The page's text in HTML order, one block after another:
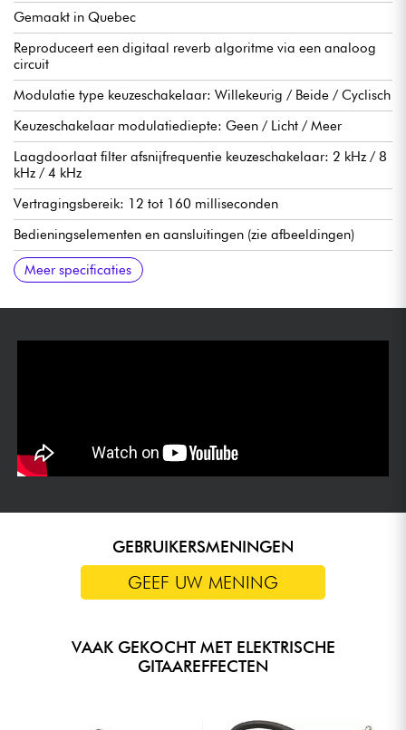
Gemaakt in Quebec
Reproduceert een digitaal reverb algoritme via een analoog
circuit
Modulatie type keuzeschakelaar: Willekeurig / Beide / Cyclisch
Keuzeschakelaar modulatiediepte: Geen / Licht / Meer
Laagdoorlaat filter afsnijfrequentie keuzeschakelaar: 2 kHz / 8
kHz / 4 kHz
Vertragingsbereik: 12 tot 160 milliseconden
Bedieningselementen en aansluitingen (zie afbeeldingen)
Echte bypass-schakelaar
Werkt met optionele gereguleerde 9-volt gelijkstroomadapter
(negatief midden)
Stroomverbruik 80 mA
119 x 97 x 48 mm
0,362 kg
Engelse handleiding (https://tinyurl.com/hu6xm4tv)
Meer specificaties
GEBRUIKERSMENINGEN
GEEF UW MENING
VAAK GEKOCHT MET ELEKTRISCHE
GITAAREFFECTEN